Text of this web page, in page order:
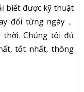
biết được kỹ thuật
đổi từng ngày，
Chúng tôi đủ
tốt nhất, thông